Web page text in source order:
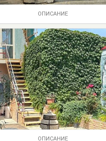
ОПИСАНИЕ
ОПИСАНИЕ